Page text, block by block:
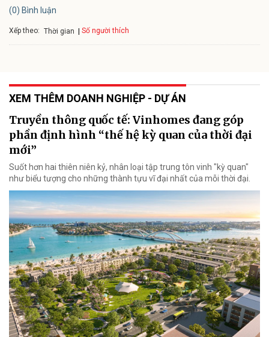
(0) Bình luận
Xếp theo: Thời gian Số người thích
XEM THÊM DOANH NGHIỆP - DỰ ÁN
Truyền thông quốc tế: Vinhomes đang góp
phần định hình “thế hệ kỳ quan của thời đại
mới”
Suốt hơn hai thiên niên kỷ, nhân loại tập trung tôn vinh "kỳ quan"
như biểu tượng cho những thành tựu vĩ đại nhất của mỗi thời đại.